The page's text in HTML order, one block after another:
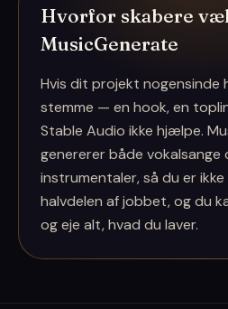
Hvorfor skabere
MusicGenerate
Hvis dit projekt nogensinde
stemme — en hook, en
Stable Audio ikke hjælpe.
genererer både vokalsange
instrumentaler, så du er
halvdelen af jobbet, og du
og eje alt, hvad du laver.